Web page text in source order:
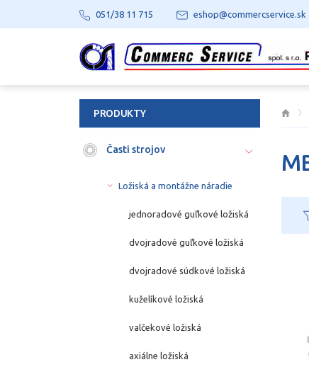
PRODUKTY
Časti strojov
Ložiská a montážne náradie
jednoradové guľkové ložiská
dvojradové guľkové ložiská
dvojradové súdkové ložiská
kuželíkové ložiská
valčekové ložiská
axiálne ložiská
051/38 11 715 eshop@commercservice.sk